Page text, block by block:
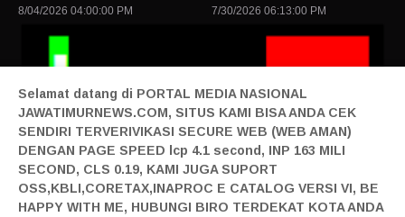
8/04/2026 04:00:00 PM 7/30/2026 06:13:00 PM
Baca Berita Terbaru Industri Akuakultur Pakistan, Asia
Home| Login| Privacy| Pedoman Siber| Contact| Tentang|
Produk|
Adv| Mitra| Staff Redaksi| Redaksi| | Design By Sonata
Selamat datang di PORTAL MEDIA NASIONAL
JAWATIMURNEWS.COM, SITUS KAMI BISA ANDA CEK
SENDIRI TERVERIVIKASI SECURE WEB (WEB AMAN)
DENGAN PAGE SPEED lcp 4.1 second, INP 163 MILI
SECOND, CLS 0.19, KAMI JUGA SUPORT
OSS,KBLI,CORETAX,INAPROC E CATALOG VERSI VI, BE
HAPPY WITH ME, HUBUNGI BIRO TERDEKAT KOTA ANDA